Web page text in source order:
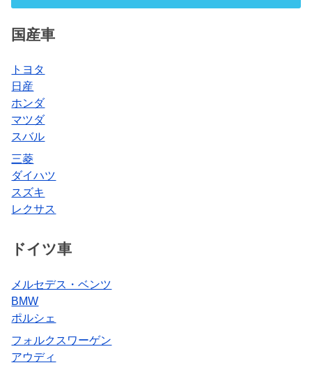
国産車
トヨタ
日産
ホンダ
マツダ
スバル
三菱
ダイハツ
スズキ
レクサス
ドイツ車
メルセデス・ベンツ
BMW
ポルシェ
フォルクスワーゲン
アウディ